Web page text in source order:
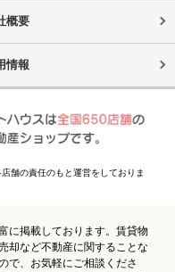
概要
情報
舗の責任のもと運営をしておりま
に掲載しております。賃貸物
却など不動産に関することな
で、お気軽にご相談くださ